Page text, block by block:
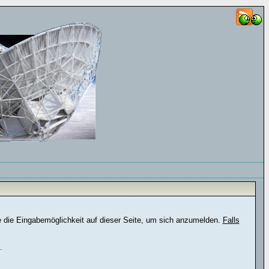
Eingabemöglichkeit auf dieser Seite, um sich anzumelden. Falls